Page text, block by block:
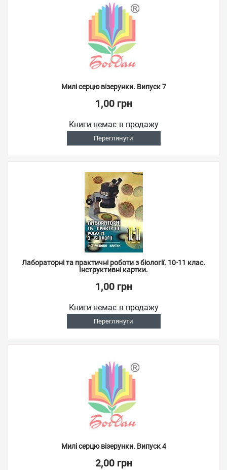
Милі серцю візерунки. Випуск 7
1,00 грн
Книги немає в продажу
Переглянути
Лабораторні та практичні роботи з біології. 10-11 клас.
Інструктивні картки.
1,00 грн
Книги немає в продажу
Переглянути
Милі серцю візерунки. Випуск 4
2,00 грн